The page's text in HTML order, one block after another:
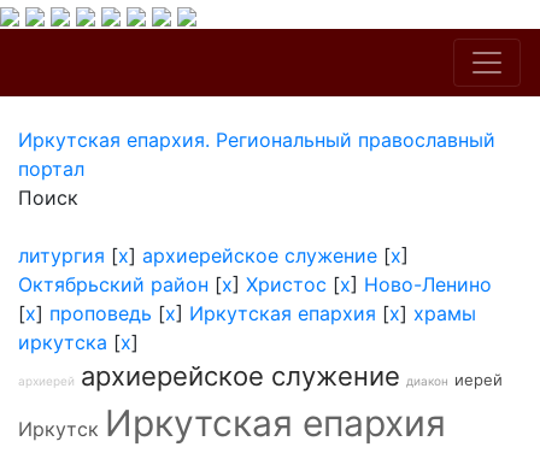
Иркутская епархия. Региональный православный
портал
Поиск
литургия [x] архиерейское служение [x]
Октябрьский район [x] Христос [x] Ново-Ленино
[x] проповедь [x] Иркутская епархия [x] храмы
иркутска [x]
архиерей архиерейское служение диакон иерей
Иркутск Иркутская епархия